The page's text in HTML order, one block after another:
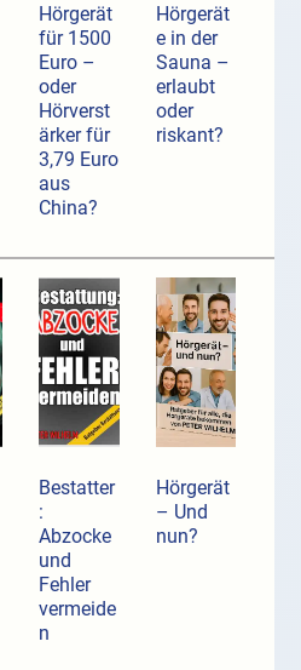
Hörgerät
für 1500
Euro –
oder
Hörverst
ärker für
3,79 Euro
aus
China?
Hörgerät
e in der
Sauna –
erlaubt
oder
riskant?
Bestatter
:
Abzocke
und
Fehler
vermeide
n
Hörgerät
– Und
nun?